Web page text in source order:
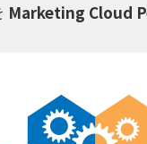
Marketing Cloud